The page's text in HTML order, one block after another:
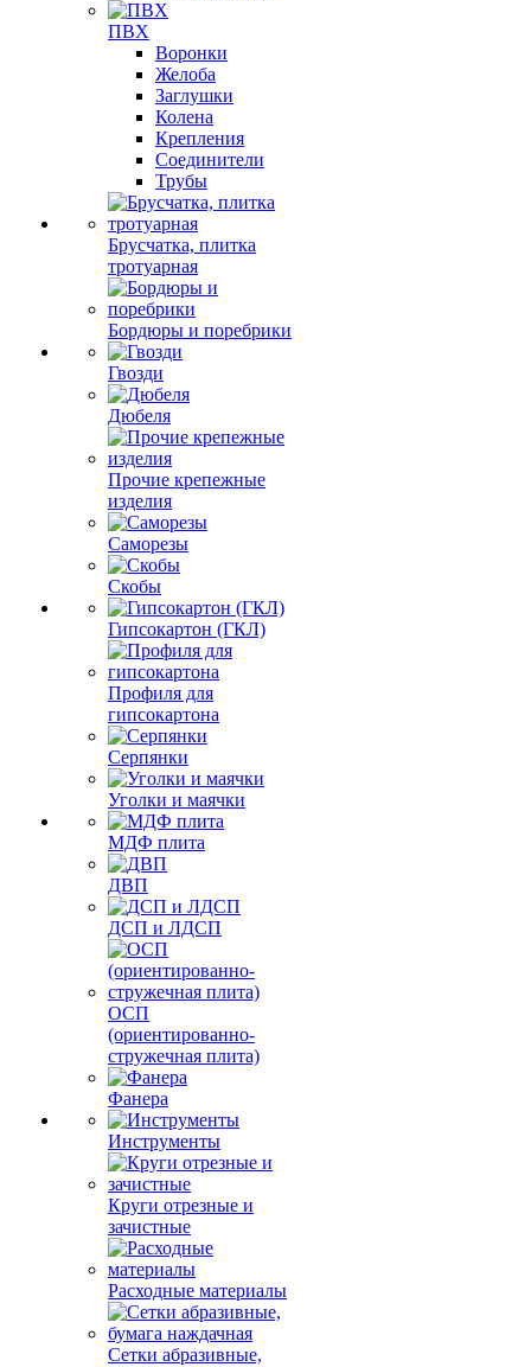
ПВХ
Воронки
Желоба
Заглушки
Колена
Крепления
Соединители
Трубы
Брусчатка, плитка
тротуарная
Бордюры и поребрики
Гвозди
Дюбеля
Прочие крепежные
изделия
Саморезы
Скобы
Гипсокартон (ГКЛ)
Профиля для
гипсокартона
Серпянки
Уголки и маячки
МДФ плита
ДВП
ДСП и ЛДСП
ОСП
(ориентированно-
стружечная плита)
Фанера
Инструменты
Круги отрезные и
зачистные
Расходные материалы
Сетки абразивные,